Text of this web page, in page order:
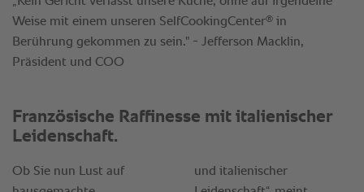
Weise mit einem unseren SelfCookingCenter® in
Berührung gekommen zu sein." - Jefferson Macklin,
Präsident und COO